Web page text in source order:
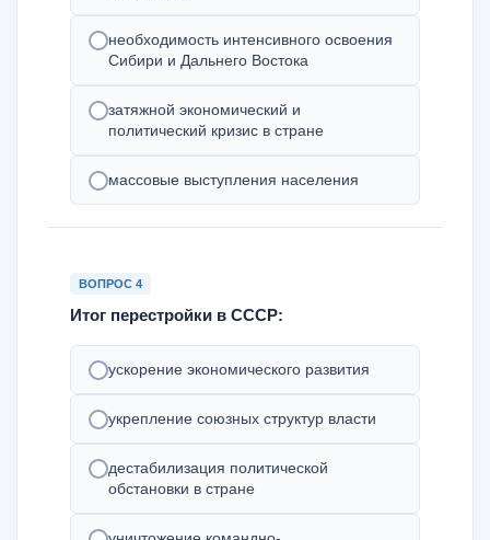
необходимость интенсивного освоения
Сибири и Дальнего Востока
затяжной экономический и
политический кризис в стране
массовые выступления населения
ВОПРОС 4
Итог перестройки в СССР:
ускорение экономического развития
укрепление союзных структур власти
дестабилизация политической
обстановки в стране